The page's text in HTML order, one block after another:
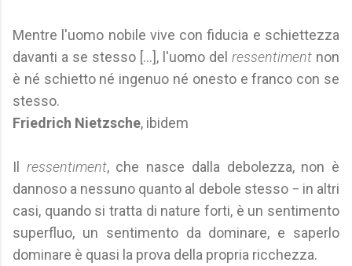
Mentre l'uomo nobile vive con fiducia e schiettezza
davanti a se stesso [...], l'uomo del ressentiment non
è né schietto né ingenuo né onesto e franco con se
stesso.
Friedrich Nietzsche, ibidem
Il ressentiment, che nasce dalla debolezza, non è
dannoso a nessuno quanto al debole stesso − in altri
casi, quando si tratta di nature forti, è un sentimento
superfluo, un sentimento da dominare, e saperlo
dominare è quasi la prova della propria ricchezza.